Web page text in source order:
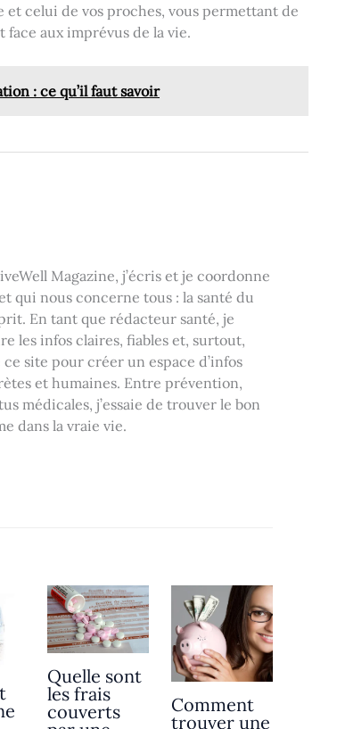
celui de vos proches, vous permettant de
aux imprévus de la vie.
: ce qu’il faut savoir
Magazine, j’écris et je coordonne
qui nous concerne tous : la santé du
En tant que rédacteur santé, je
les infos claires, fiables et, surtout,
ce site pour créer un espace d’infos
et humaines. Entre prévention,
médicales, j’essaie de trouver le bon
dans la vraie vie.
Quelle sont
les frais
couverts
Comment
trouver une